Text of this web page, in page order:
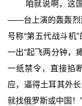
咱就说啊，这
——台上演的轰轰烈
号称“第五代战斗机
一出“起飞两分钟，
一纸禁令，直接掐
应，逼得土耳其外
就找俄罗斯或中国！”